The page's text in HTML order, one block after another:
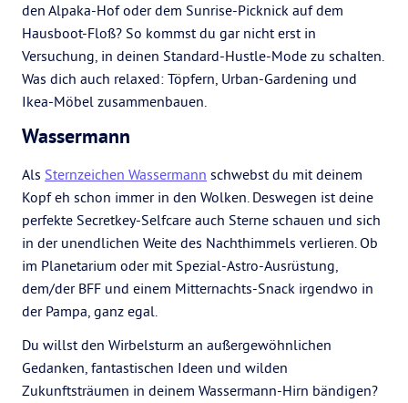
den Alpaka-Hof oder dem Sunrise-Picknick auf dem
Hausboot-Floß? So kommst du gar nicht erst in
Versuchung, in deinen Standard-Hustle-Mode zu schalten.
Was dich auch relaxed: Töpfern, Urban-Gardening und
Ikea-Möbel zusammenbauen.
Wassermann
Als Sternzeichen Wassermann schwebst du mit deinem
Kopf eh schon immer in den Wolken. Deswegen ist deine
perfekte Secretkey-Selfcare auch Sterne schauen und sich
in der unendlichen Weite des Nachthimmels verlieren. Ob
im Planetarium oder mit Spezial-Astro-Ausrüstung,
dem/der BFF und einem Mitternachts-Snack irgendwo in
der Pampa, ganz egal.
Du willst den Wirbelsturm an außergewöhnlichen
Gedanken, fantastischen Ideen und wilden
Zukunftsträumen in deinem Wassermann-Hirn bändigen?